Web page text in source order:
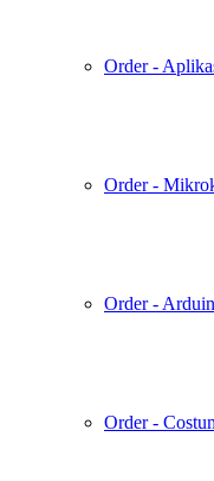
Order -
Order -
Order -
Order -